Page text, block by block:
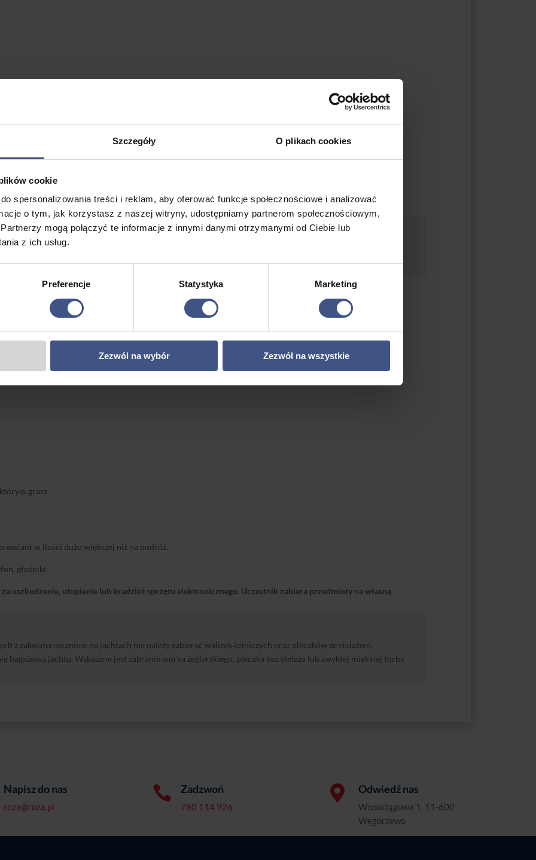
Szczegóły O plikach cookies
cookie
spersonalizowania treści i reklam, aby oferować funkcje społecznościowe i analizować
o tym, jak korzystasz z naszej witryny, udostępniamy partnerom społecznościowym,
mogą połączyć te informacje z innymi danymi otrzymanymi od Ciebie lub
z ich usług.
Preferencje Statystyka Marketing
Zezwól na wybór Zezwól na wszystkie
wygodne, na miękkiej gumowej podeszwie),
okulary przeciwsłoneczne),
dokumenty.
lub z zakwaterowaniem na jachcie bądź w namiocie muszą posiadać ze sobą ŚPIWÓR. Jedynie
otrzymają pościel od organizatora (poduszka, kołdra, prześcieradło oraz koc).
szkoleń żeglarskich i motorowodnych
KSERO tegoż dokumentu.
do zniżki, 250 zł dla osób dorosłych /za egzamin.
przydatne
grasz
w ilości dużo większej niż na podróż.
głośniki.
uszkodzenie, utopienie lub kradzież sprzętu elektronicznego. Uczestnik zabiera przedmioty na własną
z zakwaterowaniem na jachtach nie należy zabierać walizek lotniczych oraz plecaków ze stelażem,
bagażową jachtu. Wskazane jest zabranie worka żeglarskiego, plecaka bez stelaża lub zwykłej miękkiej torby
Napisz do nas
roza@roza.pl
 Zadzwoń
780 114 926
 Odwiedź nas
Wodociągowa 1, 11-600
Węgorzewo